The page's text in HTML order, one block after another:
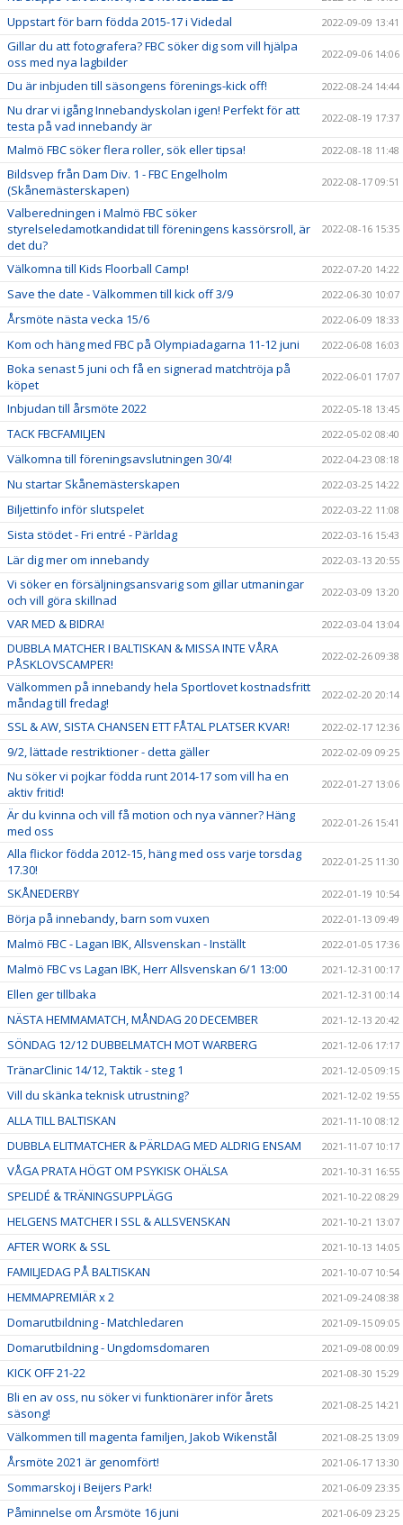
Uppstart för barn födda 2015-17 i Videdal 2022-09-09 13:41
Gillar du att fotografera? FBC söker dig som vill hjälpa
oss med nya lagbilder
2022-09-06 14:06
Du är inbjuden till säsongens förenings-kick off! 2022-08-24 14:44
Nu drar vi igång Innebandyskolan igen! Perfekt för att
testa på vad innebandy är
2022-08-19 17:37
Malmö FBC söker flera roller, sök eller tipsa! 2022-08-18 11:48
Bildsvep från Dam Div. 1 - FBC Engelholm
(Skånemästerskapen)
2022-08-17 09:51
Valberedningen i Malmö FBC söker
styrelseledamotkandidat till föreningens kassörsroll, är
det du?
2022-08-16 15:35
Välkomna till Kids Floorball Camp! 2022-07-20 14:22
Save the date - Välkommen till kick off 3/9 2022-06-30 10:07
Årsmöte nästa vecka 15/6 2022-06-09 18:33
Kom och häng med FBC på Olympiadagarna 11-12 juni 2022-06-08 16:03
Boka senast 5 juni och få en signerad matchtröja på
köpet
2022-06-01 17:07
Inbjudan till årsmöte 2022 2022-05-18 13:45
TACK FBCFAMILJEN 2022-05-02 08:40
Välkomna till föreningsavslutningen 30/4! 2022-04-23 08:18
Nu startar Skånemästerskapen 2022-03-25 14:22
Biljettinfo inför slutspelet 2022-03-22 11:08
Sista stödet - Fri entré - Pärldag 2022-03-16 15:43
Lär dig mer om innebandy 2022-03-13 20:55
Vi söker en försäljningsansvarig som gillar utmaningar
och vill göra skillnad
2022-03-09 13:20
VAR MED & BIDRA! 2022-03-04 13:04
DUBBLA MATCHER I BALTISKAN & MISSA INTE VÅRA
PÅSKLOVSCAMPER!
2022-02-26 09:38
Välkommen på innebandy hela Sportlovet kostnadsfritt
måndag till fredag!
2022-02-20 20:14
SSL & AW, SISTA CHANSEN ETT FÅTAL PLATSER KVAR! 2022-02-17 12:36
9/2, lättade restriktioner - detta gäller 2022-02-09 09:25
Nu söker vi pojkar födda runt 2014-17 som vill ha en
aktiv fritid!
2022-01-27 13:06
Är du kvinna och vill få motion och nya vänner? Häng
med oss
2022-01-26 15:41
Alla flickor födda 2012-15, häng med oss varje torsdag
17.30!
2022-01-25 11:30
SKÅNEDERBY 2022-01-19 10:54
Börja på innebandy, barn som vuxen 2022-01-13 09:49
Malmö FBC - Lagan IBK, Allsvenskan - Inställt 2022-01-05 17:36
Malmö FBC vs Lagan IBK, Herr Allsvenskan 6/1 13:00 2021-12-31 00:17
Ellen ger tillbaka 2021-12-31 00:14
NÄSTA HEMMAMATCH, MÅNDAG 20 DECEMBER 2021-12-13 20:42
SÖNDAG 12/12 DUBBELMATCH MOT WARBERG 2021-12-06 17:17
TränarClinic 14/12, Taktik - steg 1 2021-12-05 09:15
Vill du skänka teknisk utrustning? 2021-12-02 19:55
ALLA TILL BALTISKAN 2021-11-10 08:12
DUBBLA ELITMATCHER & PÄRLDAG MED ALDRIG ENSAM 2021-11-07 10:17
VÅGA PRATA HÖGT OM PSYKISK OHÄLSA 2021-10-31 16:55
SPELIDÉ & TRÄNINGSUPPLÄGG 2021-10-22 08:29
HELGENS MATCHER I SSL & ALLSVENSKAN 2021-10-21 13:07
AFTER WORK & SSL 2021-10-13 14:05
FAMILJEDAG PÅ BALTISKAN 2021-10-07 10:54
HEMMAPREMIÄR x 2 2021-09-24 08:38
Domarutbildning - Matchledaren 2021-09-15 09:05
Domarutbildning - Ungdomsdomaren 2021-09-08 00:09
KICK OFF 21-22 2021-08-30 15:29
Bli en av oss, nu söker vi funktionärer inför årets
säsong!
2021-08-25 14:21
Välkommen till magenta familjen, Jakob Wikenstål 2021-08-25 13:09
Årsmöte 2021 är genomfört! 2021-06-17 13:30
Sommarskoj i Beijers Park! 2021-06-09 23:35
Påminnelse om Årsmöte 16 juni 2021-06-09 23:25